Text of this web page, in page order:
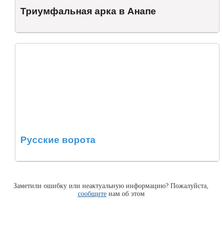
Триумфальная арка в Анапе
Русские ворота
Заметили ошибку или неактуальную информацию? Пожалуйста,
сообщитенам об этом